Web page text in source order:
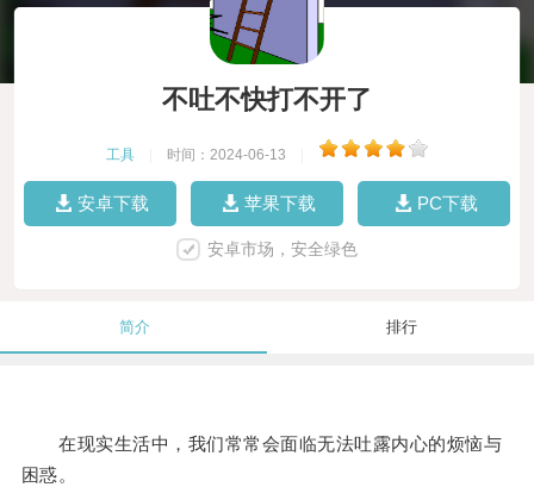
不吐不快打不开了
工具 时间：2024-06-13
安卓下载 苹果下载 PC下载
安卓市场，安全绿色
简介 排行
在现实生活中，我们常常会面临无法吐露内心的烦恼与
困惑。